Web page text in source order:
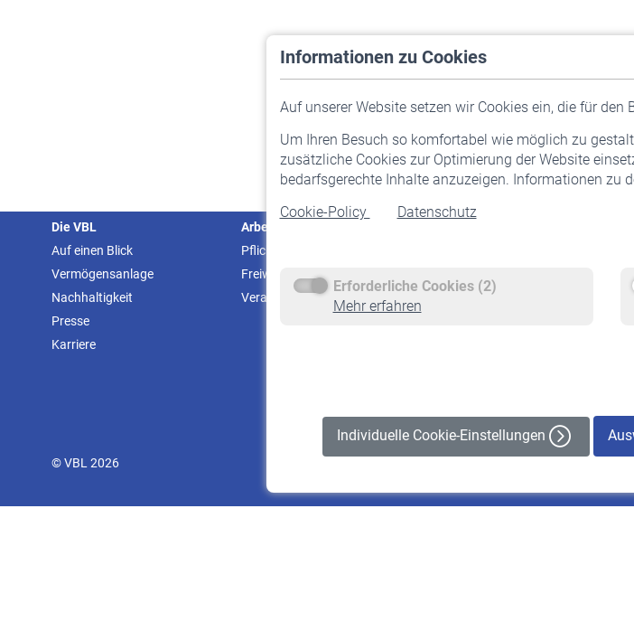
Informationen zu Cookies
Auf unserer Website setzen wir Cookies ein, die für den
Um Ihren Besuch so komfortabel wie möglich zu
zusätzliche Cookies zur Optimierung der Website
bedarfsgerechte Inhalte anzuzeigen. Informationen zu
Cookie-Policy
Datenschutz
Erforderliche Cookies (2)
Mehr erfahren
Individuelle Cookie-Einstellungen
Die VBL
Auf einen Blick
Vermögensanlage
Nachhaltigkeit
Presse
Karriere
Arbeitgeber
Pflichtversicherung
Freiwillige Versicherung
Veranstaltungen
Staatliche Förderung
© VBL 2026